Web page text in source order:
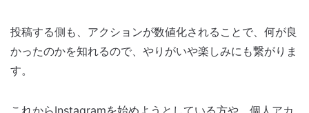
投稿する側も、アクションが数値化されることで、何が良
かったのかを知れるので、やりがいや楽しみにも繋がりま
す。